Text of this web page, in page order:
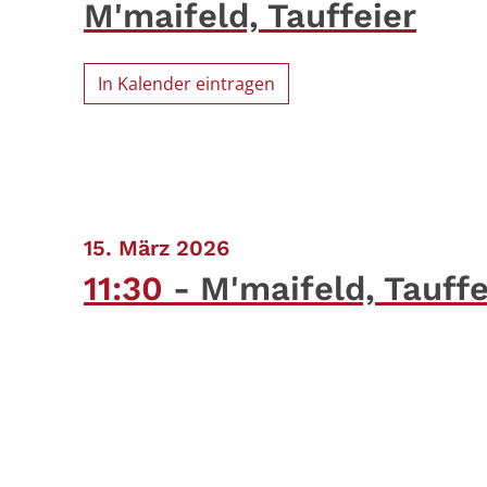
M'maifeld, Tauffeier
In Kalender eintragen
15. März 2026:
11:30 M'maifeld,